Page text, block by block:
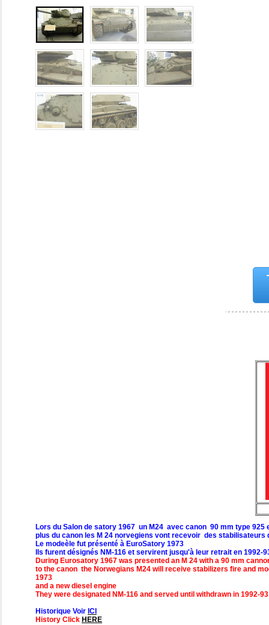
Lors du Salon de satory 1967 un M24 avec canon 90 mm type
plus du canon les M 24 norvegiens vont recevoir des
Le modeèle fut présenté à EuroSatory 1973
Ils furent désignés NM-116 et servirent jusqu'à leur retrait en 1992-
During Eurosatory 1967 was presented an M 24 with a 90 mm
to the canon the Norwegians M24 will receive stabilizers fire and
1973
and a new diesel engine
They were designated NM-116 and served until withdrawn in 1992-
Historique Voir ICI
History Click HERE